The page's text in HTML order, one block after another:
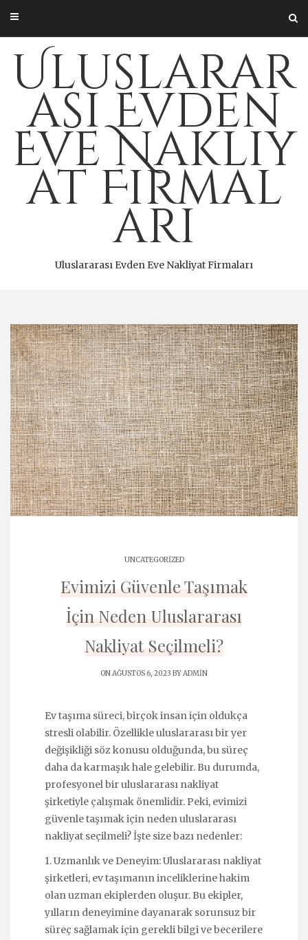
content
Uluslarar
ası Evden
Eve Nakliy
at Firmal
arı
Uluslararası Evden Eve Nakliyat Firmaları
UNCATEGORIZED
Evimizi Güvenle Taşımak
İçin Neden Uluslararası
Nakliyat Seçilmeli?
ON AĞUSTOS 6, 2023 BYADMIN
Ev taşıma süreci, birçok insan için oldukça
stresli olabilir. Özellikle uluslararası bir yer
değişikliği söz konusu olduğunda, bu süreç
daha da karmaşık hale gelebilir. Bu durumda,
profesyonel bir uluslararası nakliyat
şirketiyle çalışmak önemlidir. Peki, evimizi
güvenle taşımak için neden uluslararası
nakliyat seçilmeli? İşte size bazı nedenler:
1. Uzmanlık ve Deneyim: Uluslararası nakliyat
şirketleri, ev taşımanın inceliklerine hakim
olan uzman ekiplerden oluşur. Bu ekipler,
yılların deneyimine dayanarak sorunsuz bir
süreç sağlamak için gerekli bilgi ve becerilere